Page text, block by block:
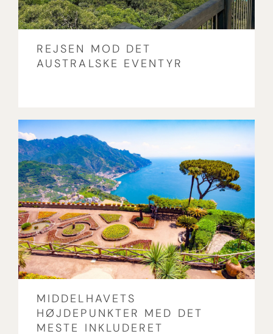
REJSEN MOD DET
AUSTRALSKE EVENTYR
MIDDELHAVETS
HØJDEPUNKTER MED DET
MESTE INKLUDERET